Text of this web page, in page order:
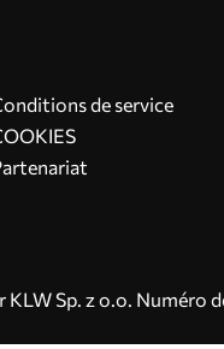
de service
Sp. z o.o. Numéro